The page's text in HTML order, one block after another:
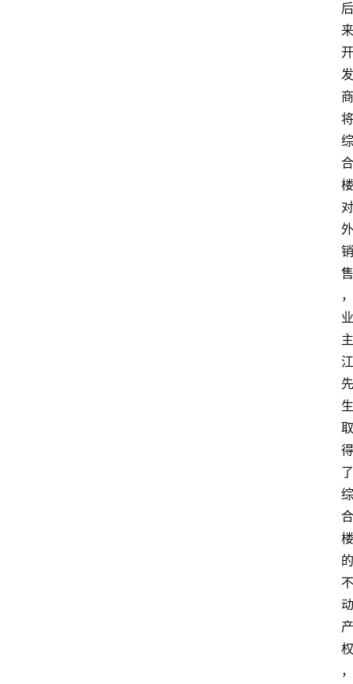
后
来
开
发
商
将
综
合
楼
对
外
销
售
，
业
主
江
先
生
取
得
了
综
合
楼
的
不
动
产
权
，